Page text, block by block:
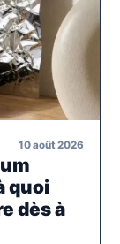
10 août 2026
quoi
dès à